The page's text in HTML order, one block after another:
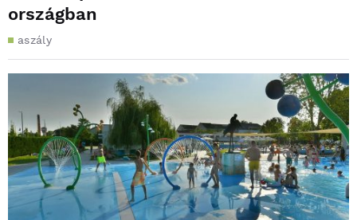
országban
aszály